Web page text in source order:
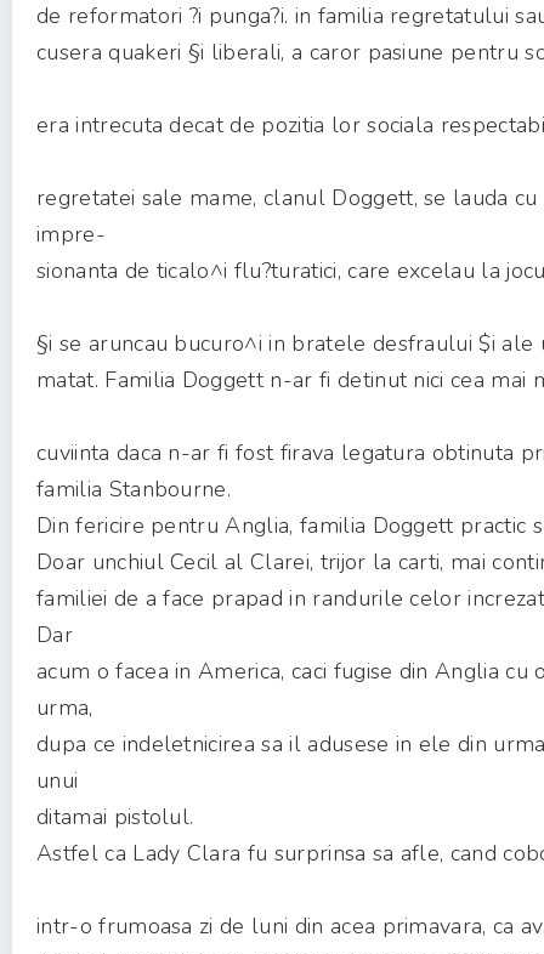
de reformatori ?i punga?i. in familia regretatului
cusera quakeri §i liberali, a caror pasiune pentru
era intrecuta decat de pozitia lor sociala
regretatei sale mame, clanul Doggett, se lauda
impre-
sionanta de ticalo^i flu?turatici, care excelau la
§i se aruncau bucuro^i in bratele desfraului $i ale
matat. Familia Doggett n-ar fi detinut nici cea mai
cuviinta daca n-ar fi fost firava legatura obtinuta
familia Stanbourne.
Din fericire pentru Anglia, familia Doggett practic
Doar unchiul Cecil al Clarei, trijor la carti, mai
familiei de a face prapad in randurile celor
Dar
acum o facea in America, caci fugise din Anglia cu
urma,
dupa ce indeletnicirea sa il adusese in ele din
unui
ditamai pistolul.
Astfel ca Lady Clara fu surprinsa sa afle, cand
intr-o frumoasa zi de luni din acea primavara, ca